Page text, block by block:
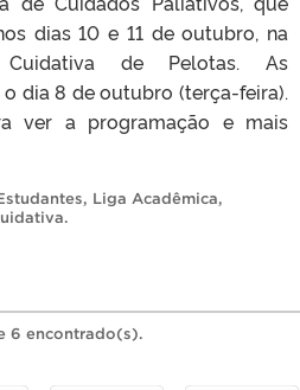
dias 10 e 11 de outubro, na
Cuidativa de Pelotas. As
dia 8 de outubro (terça-feira).
ver a programação e mais
, Liga Acadêmica,
.
6 encontrado(s).